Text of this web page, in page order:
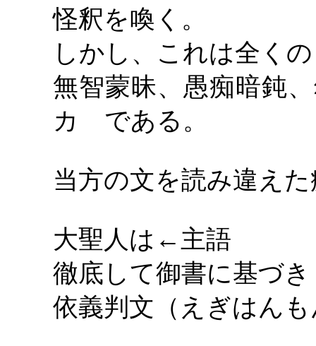
怪釈を喚く。
しかし、これは全く
無智蒙昧、愚痴暗
カ である。
当方の文を読み違え
大聖人は ←主語
徹底して御書に基づき
依義判文（えぎはん